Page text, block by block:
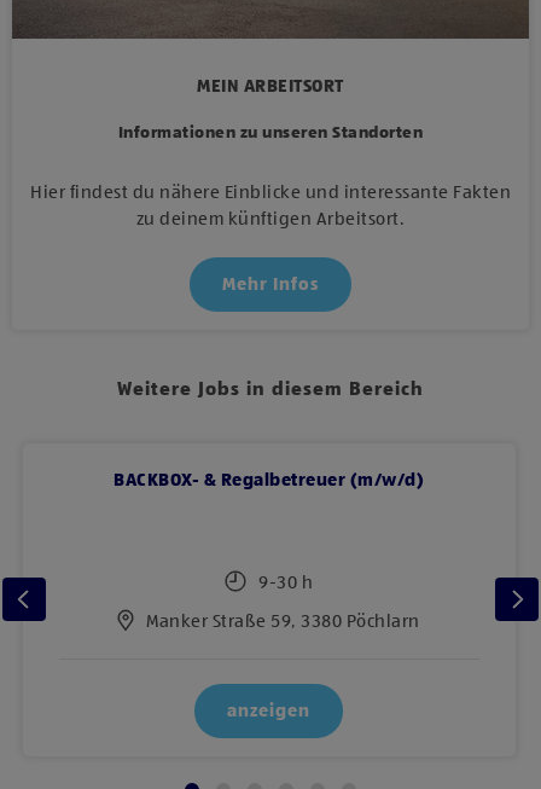
MEIN ARBEITSORT
Informationen zu unseren Standorten
Hier findest du nähere Einblicke und interessante Fakten
zu deinem künftigen Arbeitsort.
Mehr Infos
Weitere Jobs in diesem Bereich
BACKBOX- & Regalbetreuer (m/w/d)
9-30 h
Manker Straße 59, 3380 Pöchlarn
anzeigen